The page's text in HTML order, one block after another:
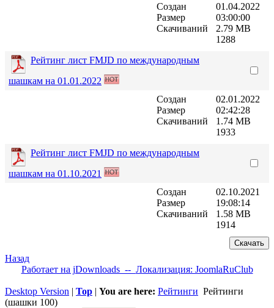
Создан
Размер
Скачиваний
01.04.2022
03:00:00
2.79 MB
1288
Рейтинг лист FMJD по международным
шашкам на 01.01.2022
Создан
Размер
Скачиваний
02.01.2022
02:42:28
1.74 MB
1933
Рейтинг лист FMJD по международным
шашкам на 01.10.2021
Создан
Размер
Скачиваний
02.10.2021
19:08:14
1.58 MB
1914
Назад
Работает на jDownloads -- Локализация: JoomlaRuClub
Desktop Version | Top | You are here: Рейтинги Рейтинги
(шашки 100)